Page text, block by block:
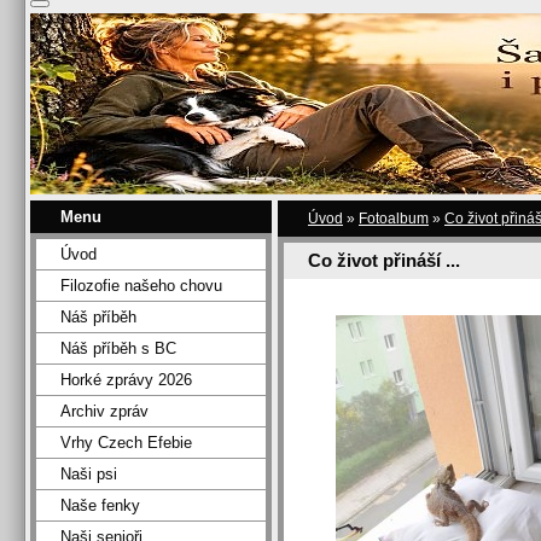
Úvod » Fotoalbum » Co život
Co život přináší ...
Menu
Úvod
Filozofie našeho chovu
Náš příběh
Náš příběh s BC
Horké zprávy 2026
Archiv zpráv
Vrhy Czech Efebie
Naši psi
Naše fenky
Naši senioři